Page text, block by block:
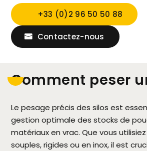
+33 (0)2 96 50 50 88
Contactez-nous
Comment peser
Le pesage précis des silos est
gestion optimale des stocks de
matériaux en vrac. Que vous
souples, rigides ou en inox, il est